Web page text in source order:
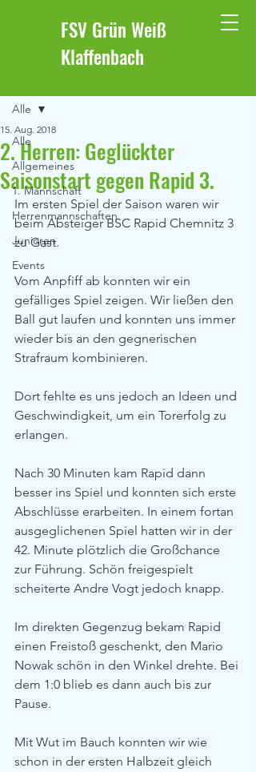
FSV Grün Weiß
Klaffenbach
Alle
Allgemeines
1. Mannschaft
Herrenmannschaften
Junioren
Events
Alle
2. Herren: Geglückter
Saisonstart gegen Rapid 3.
15. Aug. 2018
Im ersten Spiel der Saison waren wir
beim Absteiger BSC Rapid Chemnitz 3
zu Gast.
Vom Anpfiff ab konnten wir ein
gefälliges Spiel zeigen. Wir ließen den
Ball gut laufen und konnten uns immer
wieder bis an den gegnerischen
Strafraum kombinieren.
Dort fehlte es uns jedoch an Ideen und
Geschwindigkeit, um ein Torerfolg zu
erlangen.
Nach 30 Minuten kam Rapid dann
besser ins Spiel und konnten sich erste
Abschlüsse erarbeiten. In einem fortan
ausgeglichenen Spiel hatten wir in der
42. Minute plötzlich die Großchance
zur Führung. Schön freigespielt
scheiterte Andre Vogt jedoch knapp.
Im direkten Gegenzug bekam Rapid
einen Freistoß geschenkt, den Mario
Nowak schön in den Winkel drehte. Bei
dem 1:0 blieb es dann auch bis zur
Pause.
Mit Wut im Bauch konnten wir wie
schon in der ersten Halbzeit gleich